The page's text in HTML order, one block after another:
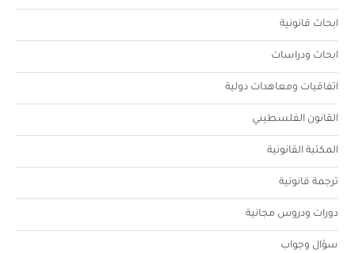
ابحاث قانونية
ابحاث ودراسات
اتفاقيات ومعاهدات دولية
القانون الفلسطيني
المكتبة القانونية
ترجمة قانونية
دورات ودروس مجانية
سؤال وجواب